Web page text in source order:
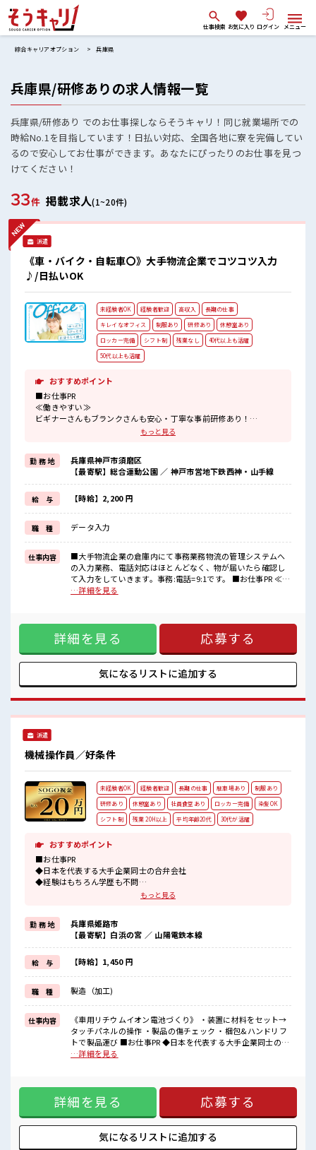
仕事検索 お気に入り ログイン メニュー
綜合キャリアオプション 兵庫県
兵庫県/研修ありの求人情報一覧
兵庫県/研修あり でのお仕事探しならそうキャリ！同じ就業場所での
時給No.1を目指しています！日払い対応、全国各地に寮を完備してい
るので安心してお仕事ができます。あなたにぴったりのお仕事を見つ
けてください！
33件 掲載求人(1~20件)
派遣
《車・バイク・自転車〇》大手物流企業でコツコツ入力
♪/日払いOK
未経験者OK 経験者歓迎 高収入
長期の仕事
キレイなオフィス
制服あり 研修あり
休憩室あり
ロッカー完備
シフト制 残業なし
40代以上も活躍
50代以上も活躍
おすすめポイント
■お仕事PR
≪働きやすい≫
ビギナーさんもブランクさんも安心・丁寧な事前研修あり！
残業基本ナシのお仕事♪
オンとオフをきっちり切り替えたい方にオススメ！
≪機能的な制服アリ≫
制服があるので、
毎日の服装の悩み解消♪
≪未経験の方も大カンゲイ≫
新しいことにチャレンジするのは不安だけど、
しっかり働く環境が整っています！
イチからスキルUP・ステップUP目指していきましょう！
≪様々なお仕事をご提案≫
一人で悩まず気軽に相談できる、
派遣のお仕事です！
ストレス解消☆
ロッカーあり！
安心してお仕事に集中♪
ピタっと定時退社！
高収入もバッチリ目指せますよ！
もっと見る
勤 務 地
兵庫県神戸市須磨区
【最寄駅】総合運動公園 ／ 神戸市営地下鉄西神・山手線
給 与 【時給】2,200 円
職 種 データ入力
仕事内容
■大手物流企業の倉庫内にて事務業務物流の管理システムへ
の入力業務、電話対応はほとんどなく、物が届いたら確認し
て入力をしていきます。事務:電話=9:1です。 ■お仕事PR ≪働
きやすい≫ ビギナーさんもブランクさんも安心・丁寧な事前
ススメ！ ≪機能的な制服アリ≫ 制服があるので、 毎日の服装
の悩み解消♪ ≪未経験の方も大カンゲイ≫ 新しいことにチャ
レンジするのは不安だけど、 しっかり働く環境が整っていま
す！ イチからスキルUP・ステップUP目指していきましょ
う！ ≪様々なお仕事をご提案≫ 一人で悩まず気軽に相談でき
る、 派遣のお仕事です！ ■職場の雰囲気 休憩室で楽しくおし
中♪ ピタっと定時退社！ 残業は基本ナシ♪ 高収入もバッチリ
目指せますよ！
…詳細を見る
詳細を見る 応募する
気になるリストに追加する
派遣
機械操作員／好条件
未経験者OK 経験者歓迎 長期の仕事 駐車場あり
制服あり
研修あり
休憩室あり 社員食堂あり ロッカー完備
染髪OK
シフト制
残業 20H以上 平均年齢20代 30代が活躍
おすすめポイント
■お仕事PR
◆日本を代表する大手企業同士の合弁会社
◆経験はもちろん学歴も不問
◆基本マニュアル通りなのでカンタン！
《更新手当3ヶ月ごとに5万円あり》
《昇給制度あり》
時給1450円！
さらに入社半年後には時給1500円にUP！
長期就業で収入UPを目指そう！
《通勤方法》
最寄駅から企業の無料送迎あり！
車/バイク/自転車通勤もOK◎無料駐車場・駐輪場完備！
■職場の雰囲気
キバツ過ぎなければ髪のカラーリングOK！
社員食堂は150円～400円ほどで利用可能！
お財布にやさしい◎
荷物が多い方も安心ですね♪
最寄り駅から会社までの送迎バス付き☆
#SOGO祝金
もっと見る
勤 務 地
兵庫県姫路市
【最寄駅】白浜の宮 ／ 山陽電鉄本線
給 与 【時給】1,450 円
職 種 製造（加工)
仕事内容
《車用リチウムイオン電池づくり》 ・装置に材料をセット→
タッチパネルの操作 ・製品の傷チェック ・梱包&ハンドリフ
トで製品運び ■お仕事PR ◆日本を代表する大手企業同士の合
弁会社 ◆経験はもちろん学歴も不問 ◆基本マニュアル通りな
UP！ 長期就業で収入UPを目指そう！ 《通勤方法》 最寄駅か
ら企業の無料送迎あり！ 車/バイク/自転車通勤もOK◎無料駐
車場・駐輪場完備！ ■職場の雰囲気 キバツ過ぎなければ髪の
カラーリングOK！ 社員食堂は150円～400円ほどで利用可
能！ お財布にやさしい◎ 制服無料貸与！ ロッカー・休憩室完
備！ 荷物が多い方も安心ですね♪ 最寄り駅から会社までの送
…詳細を見る
詳細を見る 応募する
気になるリストに追加する